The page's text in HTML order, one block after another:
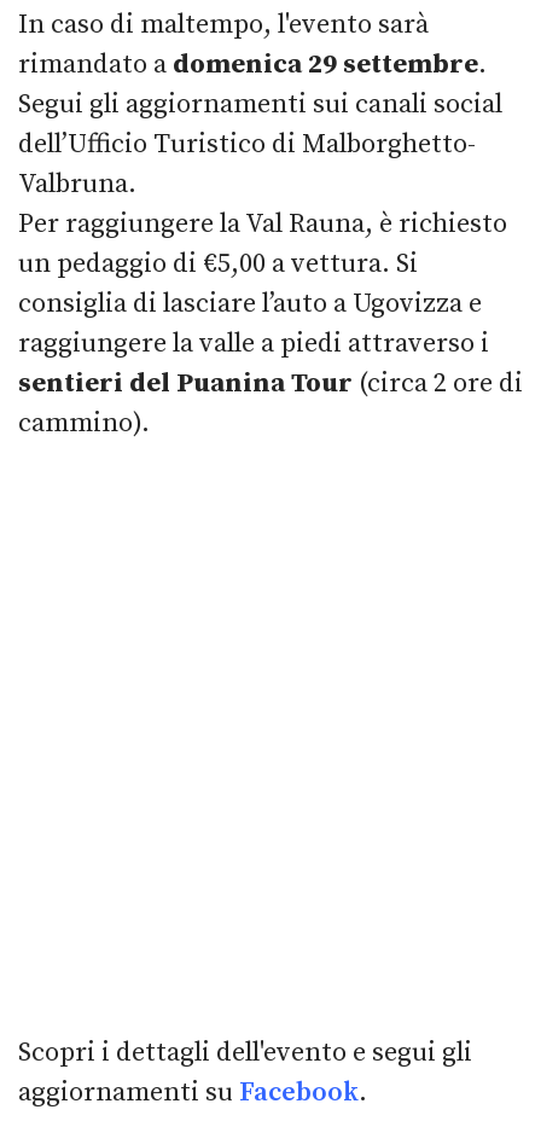
In caso di maltempo, l'evento sarà
rimandato a domenica 29 settembre.
Segui gli aggiornamenti sui canali social
dell’Ufficio Turistico di Malborghetto-
Valbruna.
Per raggiungere la Val Rauna, è richiesto
un pedaggio di €5,00 a vettura. Si
consiglia di lasciare l’auto a Ugovizza e
raggiungere la valle a piedi attraverso i
sentieri del Puanina Tour (circa 2 ore di
cammino).
Scopri i dettagli dell'evento e segui gli
aggiornamenti su Facebook.